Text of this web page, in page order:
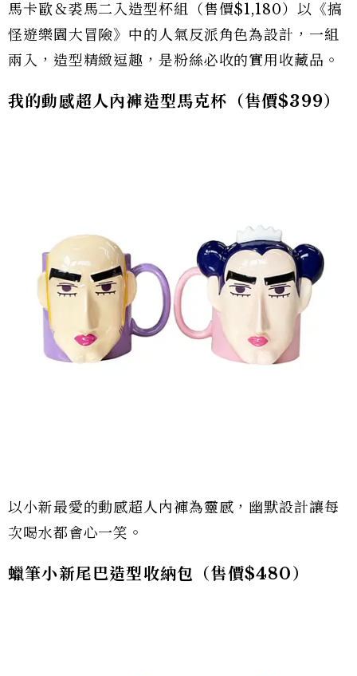
馬卡歐＆裘馬二入造型杯組（售價$1,180）以《搞
怪遊樂園大冒險》中的人氣反派角色為設計，一組
兩入，造型精緻逗趣，是粉絲必收的實用收藏品。
我的動感超人內褲造型馬克杯（售價$399）
以小新最愛的動感超人內褲為靈感，幽默設計讓每
次喝水都會心一笑。
蠟筆小新尾巴造型收納包（售價$480）